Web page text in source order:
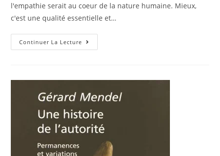
l'empathie serait au coeur de la nature humaine. Mieux,
c'est une qualité essentielle et…
Continuer La Lecture